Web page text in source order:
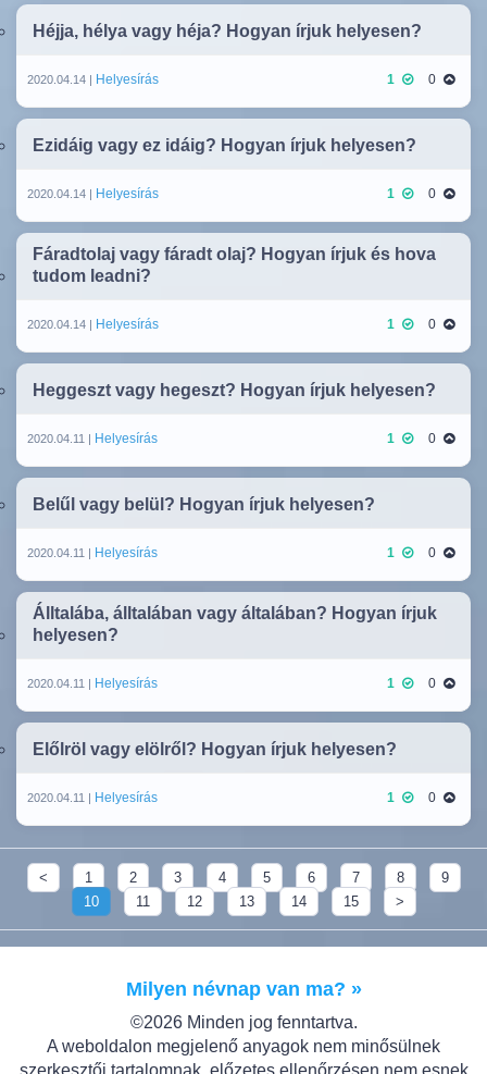
Héjja, hélya vagy héja? Hogyan írjuk helyesen?
2020.04.14 | Helyesírás 1 0
Ezidáig vagy ez idáig? Hogyan írjuk helyesen?
2020.04.14 | Helyesírás 1 0
Fáradtolaj vagy fáradt olaj? Hogyan írjuk és hova
tudom leadni?
2020.04.14 | Helyesírás 1 0
Heggeszt vagy hegeszt? Hogyan írjuk helyesen?
2020.04.11 | Helyesírás 1 0
Belűl vagy belül? Hogyan írjuk helyesen?
2020.04.11 | Helyesírás 1 0
Álltalába, álltalában vagy általában? Hogyan írjuk
helyesen?
2020.04.11 | Helyesírás 1 0
Előlröl vagy elölről? Hogyan írjuk helyesen?
2020.04.11 | Helyesírás 1 0
< 1 2 3 4 5 6 7 8
9
10
11 12 13 14 15 >
Milyen névnap van ma? »
©2026 Minden jog fenntartva.
A weboldalon megjelenő anyagok nem minősülnek
szerkesztői tartalomnak, előzetes ellenőrzésen nem esnek